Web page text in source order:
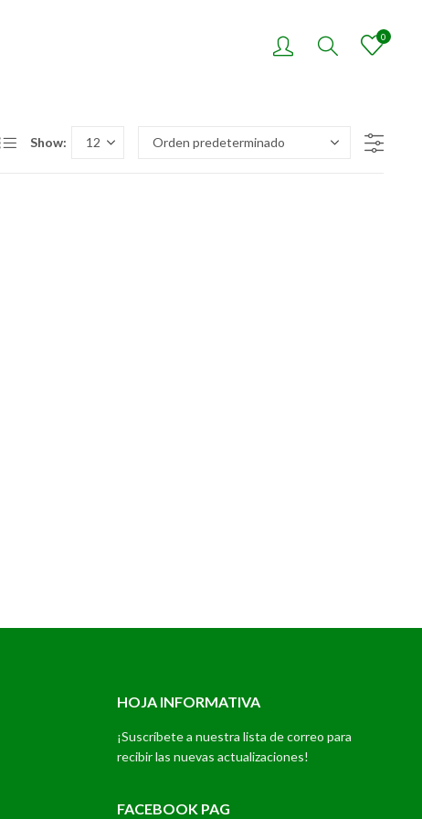
0
Show:
HOJA INFORMATIVA
¡Suscríbete a nuestra lista de correo para
recibir las nuevas actualizaciones!
FACEBOOK PAG